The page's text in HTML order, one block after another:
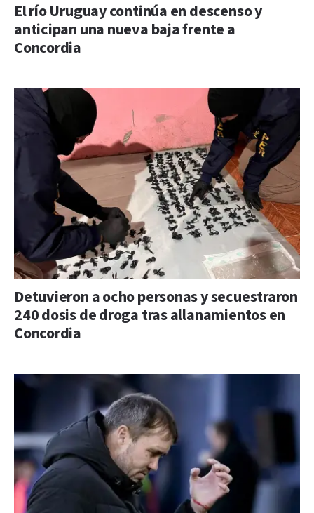
El río Uruguay continúa en descenso y
anticipan una nueva baja frente a
Concordia
Detuvieron a ocho personas y secuestraron
240 dosis de droga tras allanamientos en
Concordia